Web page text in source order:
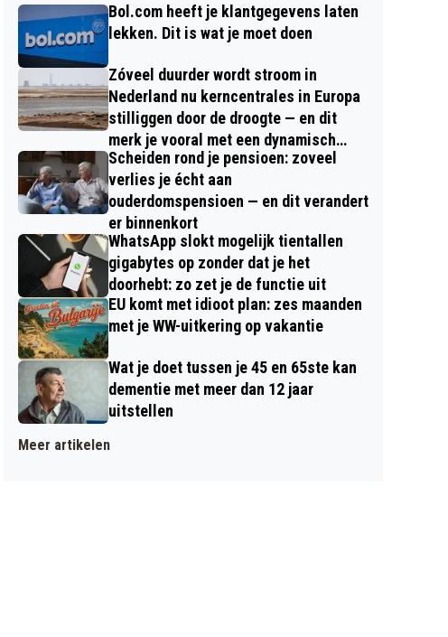
Bol.com heeft je klantgegevens laten
lekken. Dit is wat je moet doen
Zóveel duurder wordt stroom in
Nederland nu kerncentrales in Europa
stilliggen door de droogte — en dit
merk je vooral met een dynamisch
contract
Scheiden rond je pensioen: zoveel
verlies je écht aan
ouderdomspensioen — en dit verandert
er binnenkort
WhatsApp slokt mogelijk tientallen
gigabytes op zonder dat je het
doorhebt: zo zet je de functie uit
EU komt met idioot plan: zes maanden
met je WW-uitkering op vakantie
Wat je doet tussen je 45 en 65ste kan
dementie met meer dan 12 jaar
uitstellen
Meer artikelen